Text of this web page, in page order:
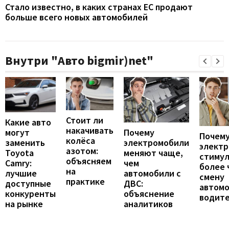
Стало известно, в каких странах ЕС продают
больше всего новых автомобилей
Внутри "Авто bigmir)net"
Какие авто
могут
заменить
Toyota
Camry:
лучшие
доступные
конкуренты
на рынке
Стоит ли
накачивать
колёса
азотом:
объясняем
на
практике
Почему
электромобили
меняют чаще,
чем
автомобили с
ДВС:
объяснение
аналитиков
более
смену